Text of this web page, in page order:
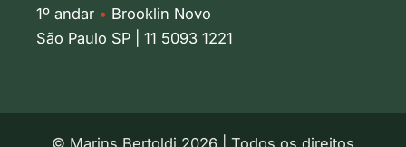
1º andar • Brooklin Novo
São Paulo SP | 11 5093 1221
© Marins Bertoldi 2026 | Todos os direitos